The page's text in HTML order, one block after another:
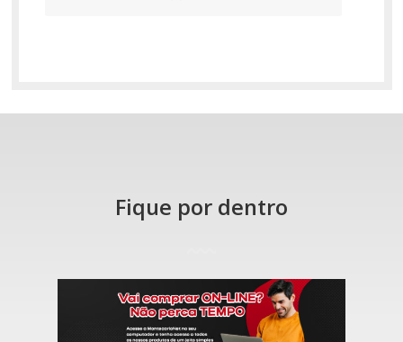
Fique por dentro
https://